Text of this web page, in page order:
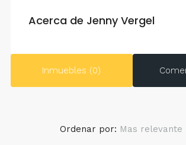
Acerca de Jenny Vergel
Inmuebles (0)
Ordenar por: Mas relevante